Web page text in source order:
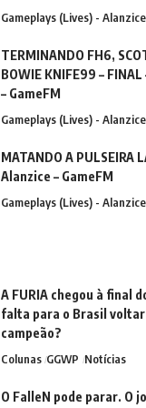
Gameplays (Lives) - Alanzice
TERMINANDO FH6,
BOWIE KNIFE99 –
– GameFM
Gameplays (Lives) - Alanzice
MATANDO A PULSEIRA
Alanzice – GameFM
Gameplays (Lives) - Alanzice
A FURIA chegou à final
falta para o Brasil voltar
campeão?
Colunas GGWP Notícias
O FalleN pode parar. O